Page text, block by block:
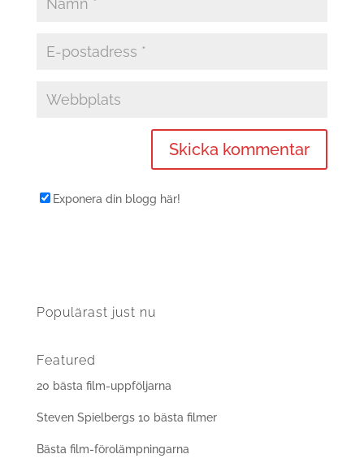
Exponera din blogg här!
Populärast just nu
Featured
20 bästa film-uppföljarna
Steven Spielbergs 10 bästa filmer
Bästa film-förolämpningarna